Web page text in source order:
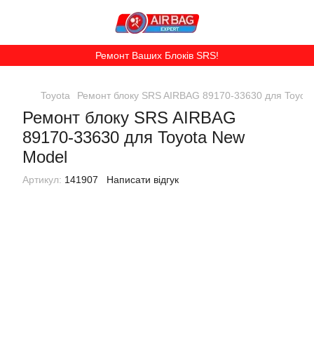
Ремонт Ваших Блоків SRS!
Toyota Ремонт блоку SRS AIRBAG 89170-33630 для
Ремонт блоку SRS AIRBAG
89170-33630 для Toyota New
Model
Артикул: 141907 Написати відгук